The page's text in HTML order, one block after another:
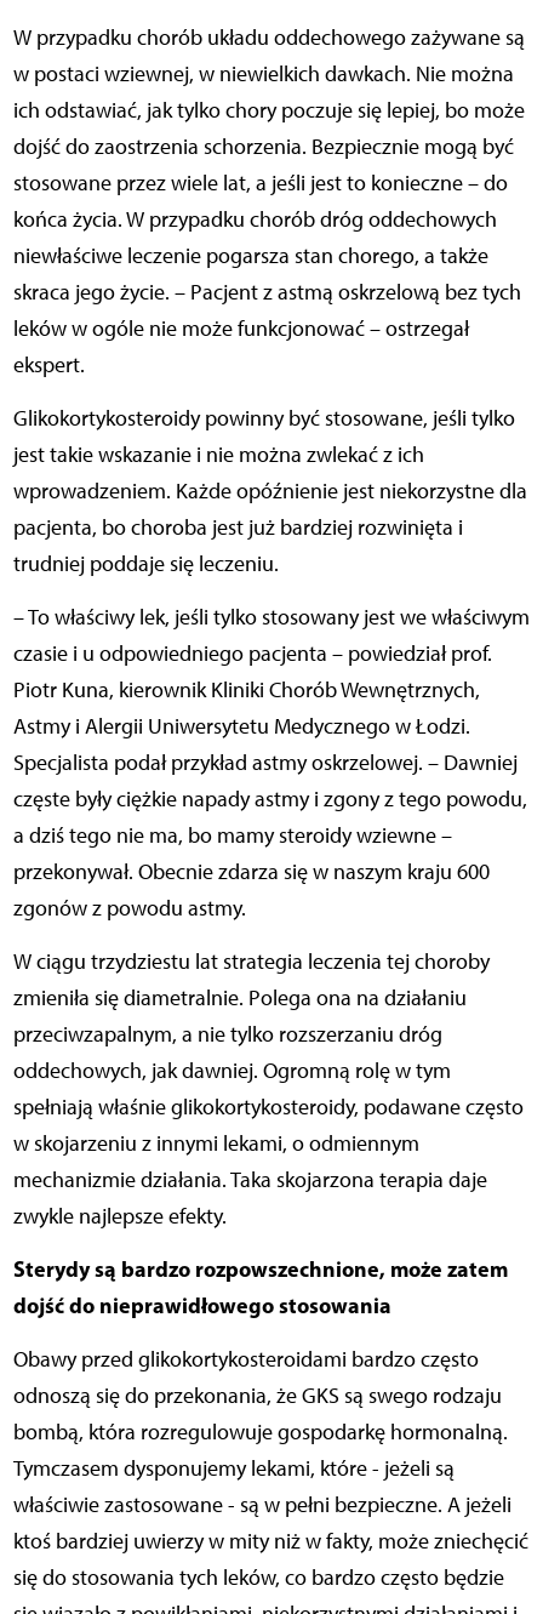
W przypadku chorób układu oddechowego zażywane są
w postaci wziewnej, w niewielkich dawkach. Nie można
ich odstawiać, jak tylko chory poczuje się lepiej, bo może
dojść do zaostrzenia schorzenia. Bezpiecznie mogą być
stosowane przez wiele lat, a jeśli jest to konieczne – do
końca życia. W przypadku chorób dróg oddechowych
niewłaściwe leczenie pogarsza stan chorego, a także
skraca jego życie. – Pacjent z astmą oskrzelową bez tych
leków w ogóle nie może funkcjonować – ostrzegał
ekspert.
Glikokortykosteroidy powinny być stosowane, jeśli tylko
jest takie wskazanie i nie można zwlekać z ich
wprowadzeniem. Każde opóźnienie jest niekorzystne dla
pacjenta, bo choroba jest już bardziej rozwinięta i
trudniej poddaje się leczeniu.
– To właściwy lek, jeśli tylko stosowany jest we właściwym
czasie i u odpowiedniego pacjenta – powiedział prof.
Piotr Kuna, kierownik Kliniki Chorób Wewnętrznych,
Astmy i Alergii Uniwersytetu Medycznego w Łodzi.
Specjalista podał przykład astmy oskrzelowej. – Dawniej
częste były ciężkie napady astmy i zgony z tego powodu,
a dziś tego nie ma, bo mamy steroidy wziewne –
przekonywał. Obecnie zdarza się w naszym kraju 600
zgonów z powodu astmy.
W ciągu trzydziestu lat strategia leczenia tej choroby
zmieniła się diametralnie. Polega ona na działaniu
przeciwzapalnym, a nie tylko rozszerzaniu dróg
oddechowych, jak dawniej. Ogromną rolę w tym
spełniają właśnie glikokortykosteroidy, podawane często
w skojarzeniu z innymi lekami, o odmiennym
mechanizmie działania. Taka skojarzona terapia daje
zwykle najlepsze efekty.
Sterydy są bardzo rozpowszechnione, może zatem
dojść do nieprawidłowego stosowania
Obawy przed glikokortykosteroidami bardzo często
odnoszą się do przekonania, że GKS są swego rodzaju
bombą, która rozregulowuje gospodarkę hormonalną.
Tymczasem dysponujemy lekami, które - jeżeli są
właściwie zastosowane - są w pełni bezpieczne. A jeżeli
ktoś bardziej uwierzy w mity niż w fakty, może zniechęcić
się do stosowania tych leków, co bardzo często będzie